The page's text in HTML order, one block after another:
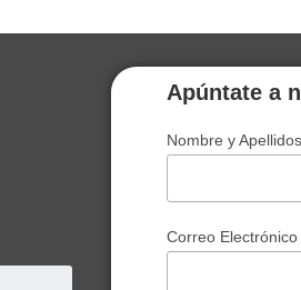
Apúntate a
Nombre y Apellidos
Correo Electrónico